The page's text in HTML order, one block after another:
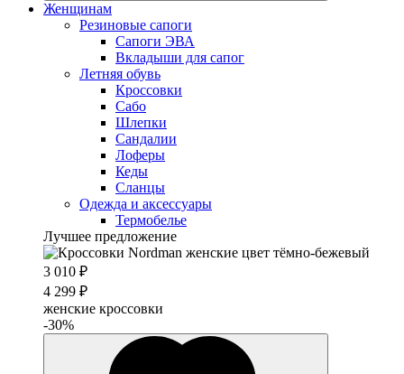
Женщинам
Резиновые сапоги
Cапоги ЭВА
Вкладыши для сапог
Летняя обувь
Кроссовки
Сабо
Шлепки
Сандалии
Лоферы
Кеды
Сланцы
Одежда и аксессуары
Термобелье
Лучшее предложение
3 010 ₽
4 299 ₽
женские кроссовки
-30%